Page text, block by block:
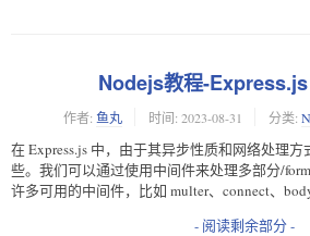
Nodejs教程-
作者: 鱼丸 时间: 2023-08-31 分类:
在 Express.js 中，由于其异步性质和网络处理
些。我们可以通过使用中间件来处理多部分/
许多可用的中间件，比如 multer、connect、
- 阅读剩余部分 -